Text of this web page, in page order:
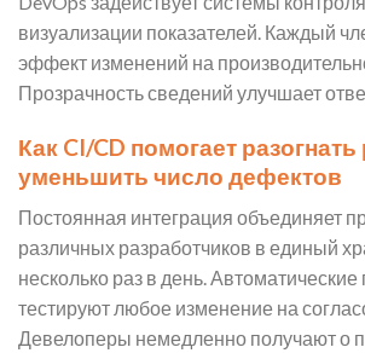
визуализации показателей. Каждый
эффект изменений на
Прозрачность сведений улучшает
Как CI/CD помогает
уменьшить число дефектов
Постоянная интеграция объединяет
различных разработчиков в единый
несколько раз в день. Автоматические
тестируют любое изменение на
Девелоперы немедленно получают о